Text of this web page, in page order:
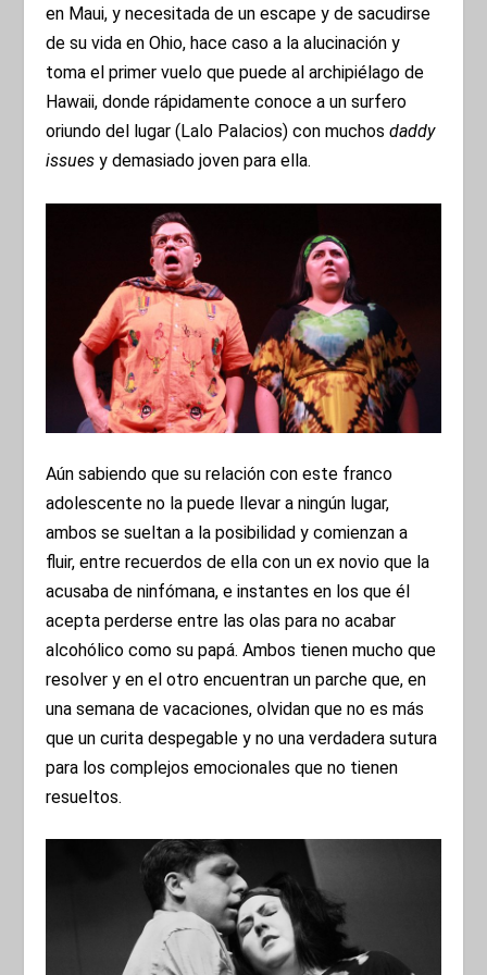
en Maui, y necesitada de un escape y de sacudirse
de su vida en Ohio, hace caso a la alucinación y
toma el primer vuelo que puede al archipiélago de
Hawaii, donde rápidamente conoce a un surfero
oriundo del lugar (Lalo Palacios) con muchosdaddy
issues y demasiado joven para ella.
Aún sabiendo que su relación con este franco
adolescente no la puede llevar a ningún lugar,
ambos se sueltan a la posibilidad y comienzan a
fluir, entre recuerdos de ella con un ex novio que la
acusaba de ninfómana, e instantes en los que él
acepta perderse entre las olas para no acabar
alcohólico como su papá. Ambos tienen mucho que
resolver y en el otro encuentran un parche que, en
una semana de vacaciones, olvidan que no es más
que un curita despegable y no una verdadera sutura
para los complejos emocionales que no tienen
resueltos.